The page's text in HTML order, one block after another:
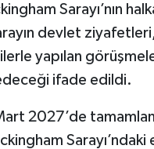
Sarayı’nın
devlet
yapılan
ifade edildi.
2027’de